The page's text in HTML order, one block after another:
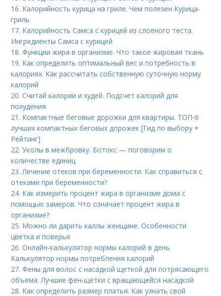
16. Калорийность курица на гриле. Чем полезен Курица-
гриль
17. Калорийность Самса с курицей из слоеного теста.
Ингредиенты Самса с курицей
18.Функции жира в организме. Что такое жировая ткань
19. Как определить оптимальный вес и потребность в
калориях. Как рассчитать собственную суточную норму
калорий
20.Считай калории и худей. Подсчет калорий для
похудения
21. Компактные беговые дорожки для квартиры. ТОП-6
лучших компактных беговых дорожек [Гид по выбору +
Рейтинг]
22.Уколы в межбровку. Ботокс — поговорим о
количестве единиц
23.Лечение отеков при беременности. Как справиться с
отеками при беременности?
24. Как измерить процент жира в организме дома с
помощью замеров. Что означает процент жира в
организме?
25. Можно ли дарить каллы женщине. Особенности
цветка и поверья
26.Онлайн-калькулятор нормы калорий в день.
Калькулятор нормы потребления калорий
27.Фены для волос с насадкой щеткой для потрясающего
объема. Лучшие фен-щетки с вращающейся насадкой
28. Как определить размер платья. Как узнать свой